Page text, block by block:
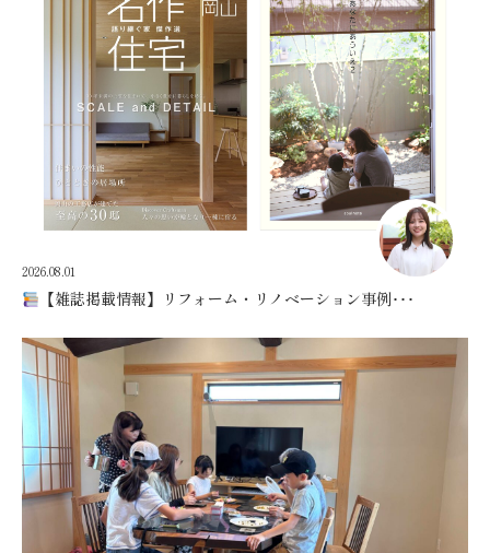
2026.08.01
【雑誌掲載情報】リフォーム・リノベーション事例･･･